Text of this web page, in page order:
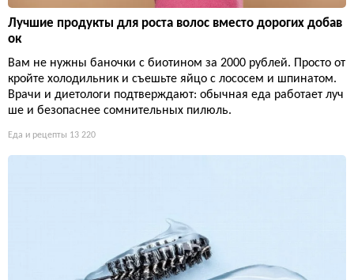
Лучшие продукты для роста волос вместо дорогих добав
ок
Вам не нужны баночки с биотином за 2000 рублей. Просто от
кройте холодильник и съешьте яйцо с лососем и шпинатом.
Врачи и диетологи подтверждают: обычная еда работает луч
ше и безопаснее сомнительных пилюль.
Еда и рецепты 13 220